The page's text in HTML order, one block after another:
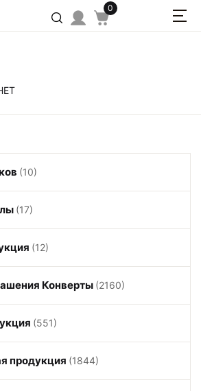
0
(10)
(17)
(12)
Конверты (2160)
(551)
продукция (1844)